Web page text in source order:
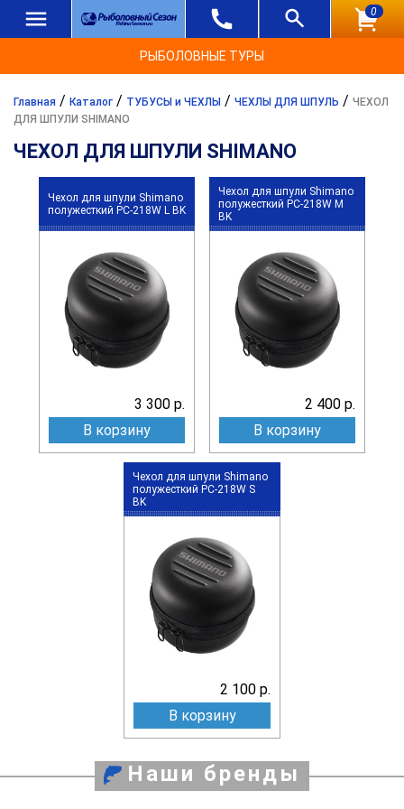
0
РЫБОЛОВНЫЕ ТУРЫ
Главная / Каталог / ТУБУСЫ и ЧЕХЛЫ / ЧЕХЛЫ ДЛЯ ШПУЛЬ / ЧЕХОЛ
ДЛЯ ШПУЛИ SHIMANO
ЧЕХОЛ ДЛЯ ШПУЛИ SHIMANO
Чехол для шпули Shimano
полужесткий PC-218W L BK
3 300 р.
В корзину
Чехол для шпули Shimano
полужесткий PC-218W M
BK
2 400 р.
В корзину
Чехол для шпули Shimano
полужесткий PC-218W S
BK
2 100 р.
В корзину
Наши бренды